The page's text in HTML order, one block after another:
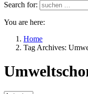
Search for:
You are here:
Home
Tag Archives: